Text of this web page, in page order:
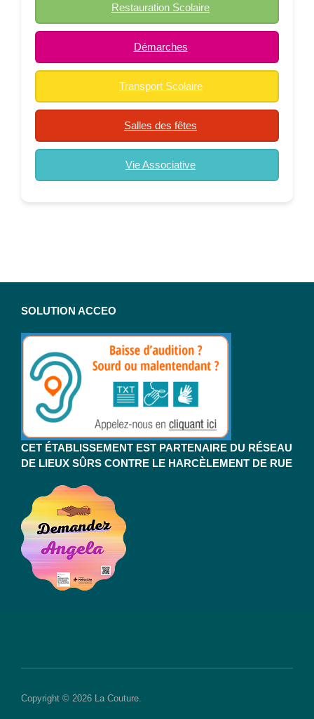
Restauration Scolaire
Démarches
Transport Scolaire
Salles des fêtes
Vie Associative
SOLUTION ACCEO
CET ÉTABLISSEMENT EST PARTENAIRE DU RÉSEAU
DE LIEUX SÛRS CONTRE LE HARCÈLEMENT DE RUE
Copyright © 2026 La Couture.